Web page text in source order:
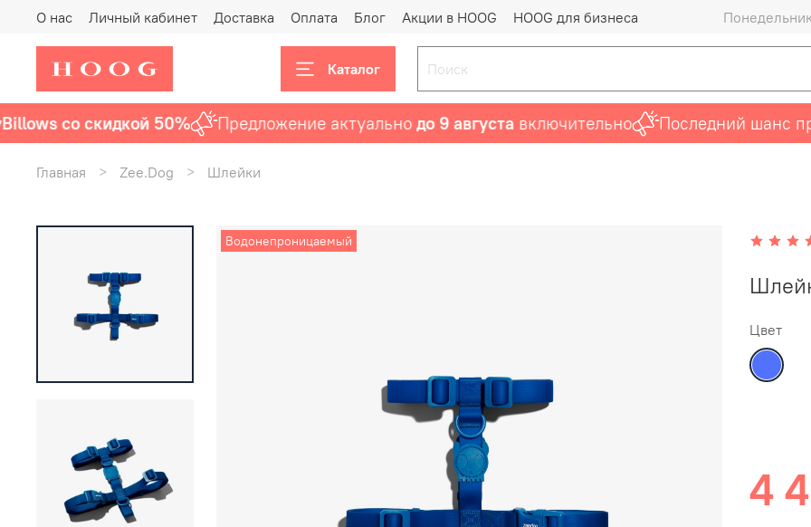
О нас Личный кабинет Доставка Оплата Блог Акции в HOOG HOOG для бизнеса
Каталог
со скидкой 50% Предложение актуальнодо 9 августавключительно Последний шанс
Главная Zee.Dog Шлейки
Водонепроницаемый
Цвет
4